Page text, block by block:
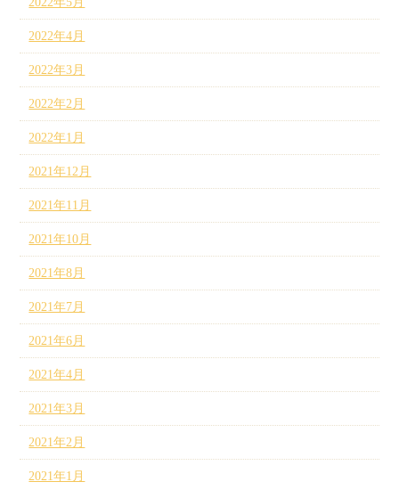
2022年4月
2022年3月
2022年2月
2022年1月
2021年12月
2021年11月
2021年10月
2021年8月
2021年7月
2021年6月
2021年4月
2021年3月
2021年2月
2021年1月